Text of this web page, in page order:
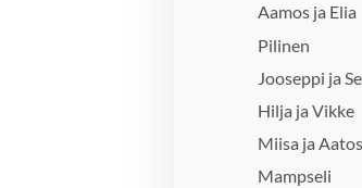
Aamos ja Elia
Pilinen
Jooseppi ja
Hilja ja Vikke
Miisa ja Aatos
Mampseli